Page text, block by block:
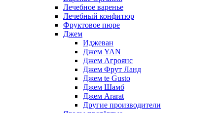
Лечебное варенье
Лечебный конфитюр
Фруктовое пюре
Джем
Иджеван
Джем YAN
Джем Агроянс
Джем Фрут Ланд
Джем te Gusto
Джем Шамб
Джем Ararat
Другие производители